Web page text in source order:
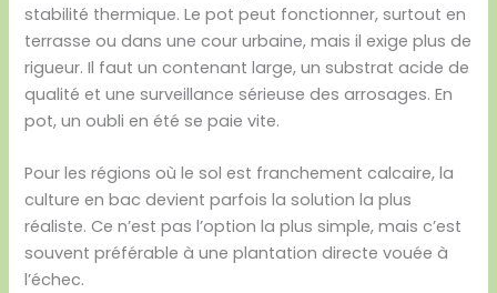
stabilité thermique. Le pot peut fonctionner, surtout en
terrasse ou dans une cour urbaine, mais il exige plus de
rigueur. Il faut un contenant large, un substrat acide de
qualité et une surveillance sérieuse des arrosages. En
pot, un oubli en été se paie vite.
Pour les régions où le sol est franchement calcaire, la
culture en bac devient parfois la solution la plus
réaliste. Ce n’est pas l’option la plus simple, mais c’est
souvent préférable à une plantation directe vouée à
l’échec.